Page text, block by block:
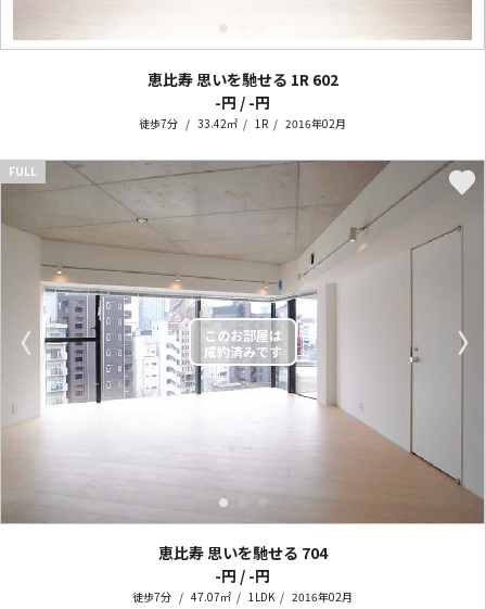
恵比寿 思いを馳せる 1R 602
-円 / -円
徒歩7分 33.42㎡ 1R 2016年02月
〈 〉
FULL
恵比寿 思いを馳せる 704
-円 / -円
徒歩7分 47.07㎡ 1LDK 2016年02月